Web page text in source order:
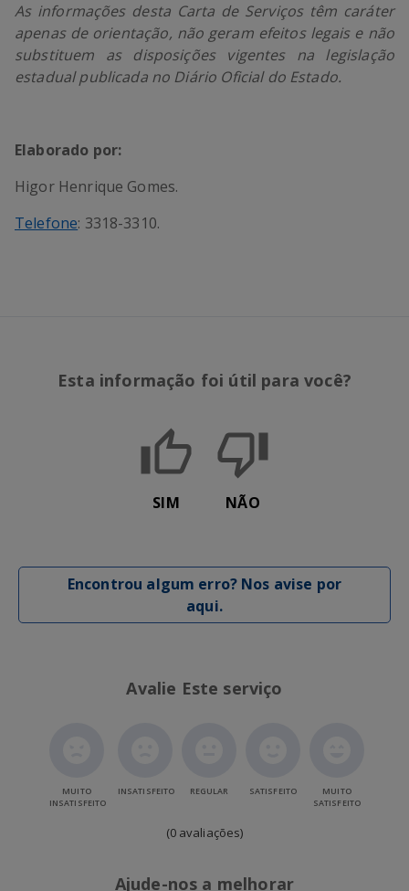
As informações desta Carta de Serviços têm caráter
apenas de orientação, não geram efeitos legais e não
substituem as disposições vigentes na legislação
estadual publicada no Diário Oficial do Estado.
Elaborado por:
Higor Henrique Gomes.
Telefone: 3318-3310.
Esta informação foi útil para você?
SIM NÃO
Encontrou algum erro? Nos avise por
aqui.
Avalie Este serviço
MUITO
INSATISFEITO
INSATISFEITO REGULAR SATISFEITO
MUITO
SATISFEITO
(0 avaliações)
Ajude-nos a melhorar